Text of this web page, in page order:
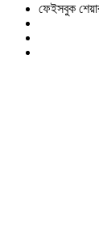
ফেইসবুক